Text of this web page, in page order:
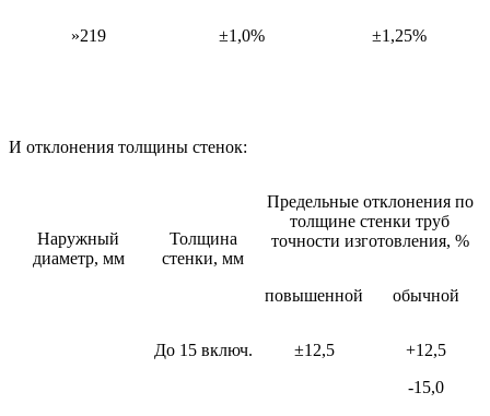
»219 ±1,0% ±1,25%
И отклонения толщины стенок:
Наружный
диаметр, мм
Толщина
стенки, мм
Предельные отклонения по
толщине стенки труб
точности изготовления, %
повышенной обычной
До 15 включ. ±12,5
+12,5
-15,0